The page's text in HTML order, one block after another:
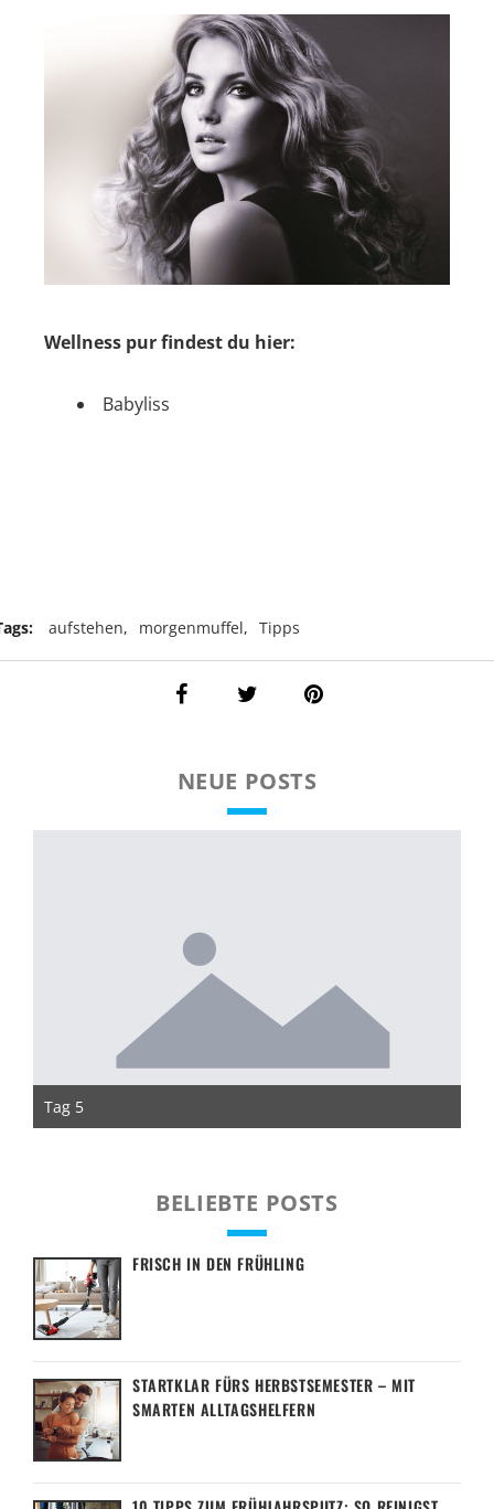
Wellness pur findest du hier:
Babyliss
aufstehen, morgenmuffel, Tipps
NEUE POSTS
Tag 5
BELIEBTE POSTS
FRISCH IN DEN FRÜHLING
STARTKLAR FÜRS HERBSTSEMESTER – MIT
SMARTEN ALLTAGSHELFERN